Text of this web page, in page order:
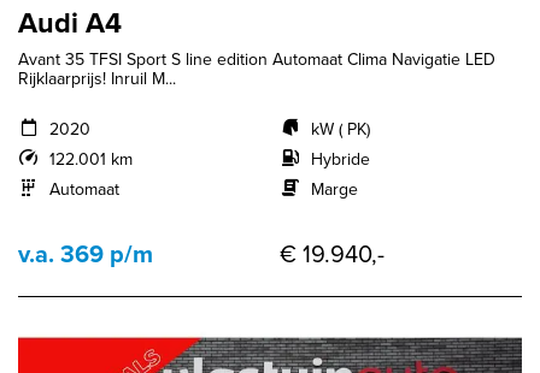
Audi A4
Avant 35 TFSI Sport S line edition Automaat Clima Navigatie LED
Rijklaarprijs! Inruil M...
2020
122.001 km
Automaat
kW ( PK)
Hybride
Marge
v.a. 369 p/m € 19.940,-